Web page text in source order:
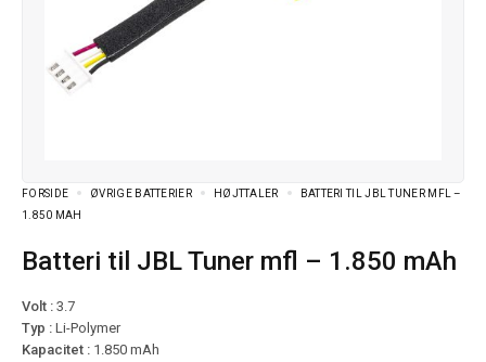
FORSIDE ØVRIGE BATTERIER HØJTTALER
BATTERI TIL JBL TUNER MFL –
1.850 MAH
Batteri til JBL Tuner mfl – 1.850 mAh
Volt : 3.7
Typ : Li-Polymer
Kapacitet : 1.850 mAh